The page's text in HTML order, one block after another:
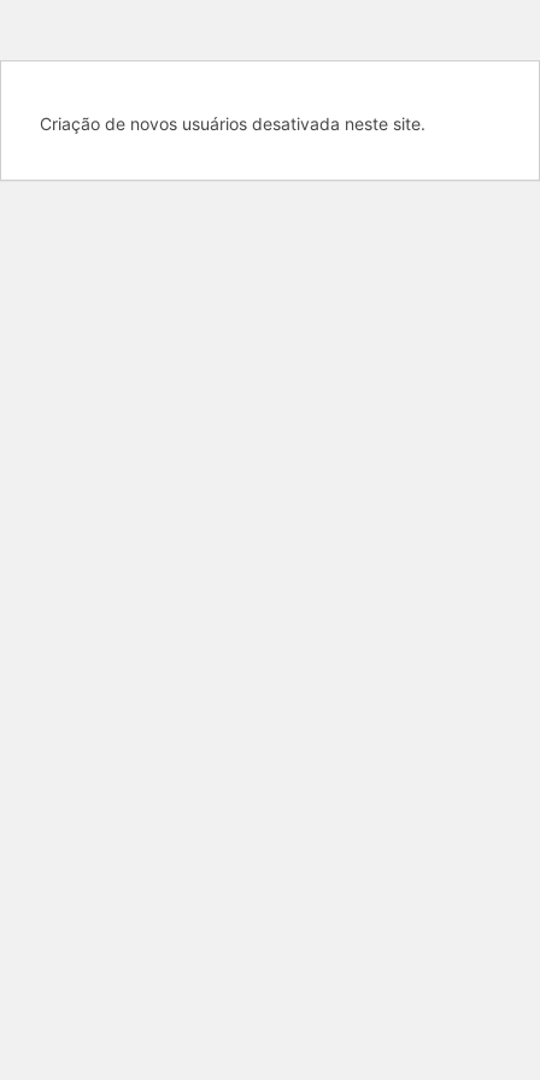
Criação de novos usuários desativada neste site.